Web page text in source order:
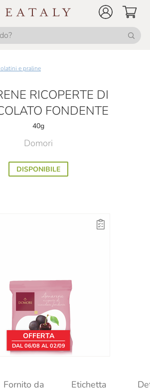
e praline
RICOPERTE DI
FONDENTE
40g
Domori
DISPONIBILE
OFFERTA
DAL 06/08 AL 02/09
Fornito da Etichetta